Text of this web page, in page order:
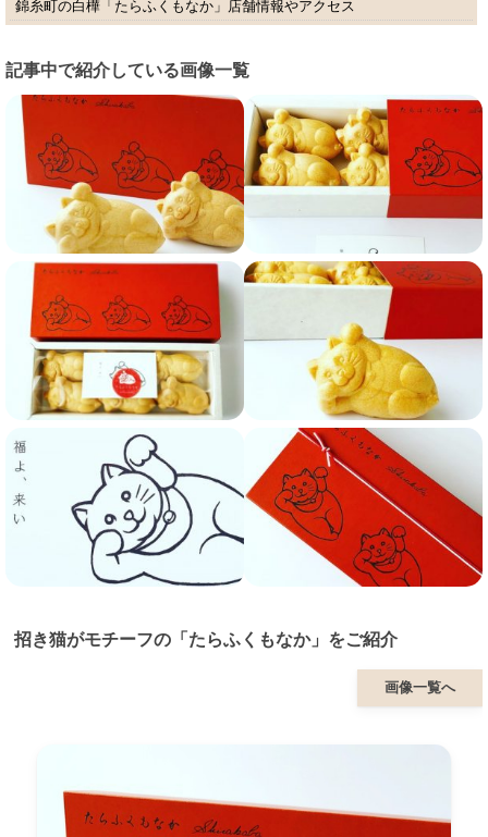
錦糸町の白樺「たらふくもなか」店舗情報やアクセス
記事中で紹介している画像一覧
招き猫がモチーフの「たらふくもなか」をご紹介
画像一覧へ